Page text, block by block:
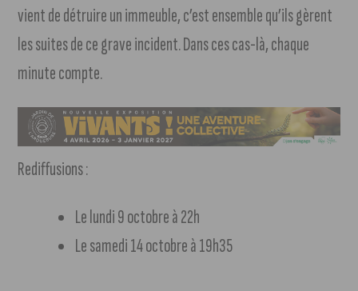
vient de détruire un immeuble, c’est ensemble qu’ils gèrent
les suites de ce grave incident. Dans ces cas-là, chaque
minute compte.
Rediffusions :
Le lundi 9 octobre à 22h
Le samedi 14 octobre à 19h35